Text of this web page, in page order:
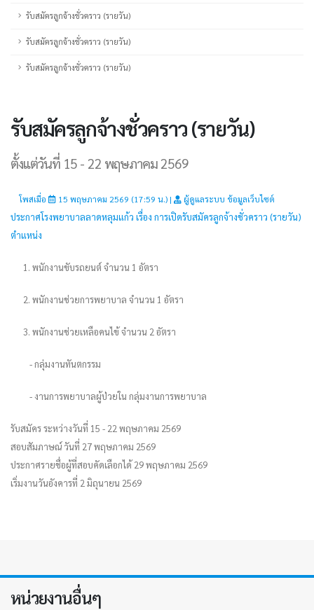
รับสมัครลูกจ้างชั่วคราว (รายวัน)
รับสมัครลูกจ้างชั่วคราว (รายวัน)
รับสมัครลูกจ้างชั่วคราว (รายวัน)
รับสมัครลูกจ้างชั่วคราว (รายวัน)
ตั้งแต่วันที่ 15 - 22 พฤษภาคม 2569
โพสเมื่อ 15 พฤษภาคม 2569 (17:59 น.) | ผู้ดูแลระบบ ข้อมูลเว็บไซต์
ประกาศโรงพยาบาลลาดหลุมแก้ว เรื่อง การเปิดรับสมัครลูกจ้างชั่วคราว (รายวัน)
ตำแหน่ง
1. พนักงานขับรถยนต์ จำนวน 1 อัตรา
2. พนักงานช่วยการพยาบาล จำนวน 1 อัตรา
3. พนักงานช่วยเหลือคนไข้ จำนวน 2 อัตรา
- กลุ่มงานทันตกรรม
- งานการพยาบาลผู้ป่วยใน กลุ่มงานการพยาบาล
รับสมัคร ระหว่างวันที่ 15 - 22 พฤษภาคม 2569
สอบสัมภาษณ์ วันที่ 27 พฤษภาคม 2569
ประกาศรายชื่อผู้ที่สอบคัดเลือกได้ 29 พฤษภาคม 2569
เริ่มงานวันอังคารที่ 2 มิถุนายน 2569
หน่วยงานอื่นๆ